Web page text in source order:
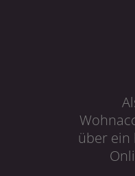
über ein